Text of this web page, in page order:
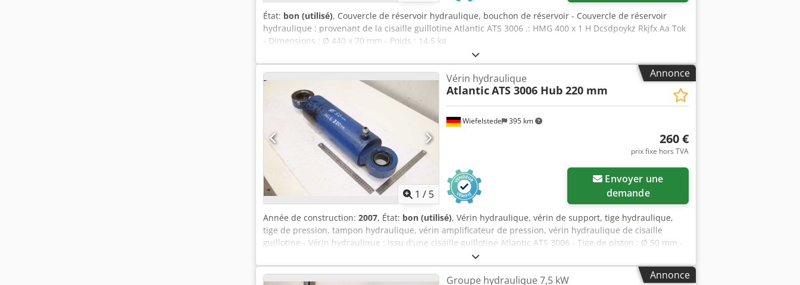
État: bon (utilisé), Couvercle de réservoir hydraulique, bouchon de réservoir - Couvercle de réservoir
hydraulique : provenant de la cisaille guillotine Atlantic ATS 3006 .: HMG 400 x 1 H Dcsdpoykz Rkjfx Aa Tok
- Dimensions : Ø 440 x 70 mm - Poids : 14,5 kg
Annonce
1 / 5
Wiefelstede 395 km
Vérin hydraulique
AtlanticATS 3006 Hub 220 mm
260 €
prix fixe hors TVA
demande
Année de construction: 2007, État: bon (utilisé), Vérin hydraulique, vérin de support, tige hydraulique,
tige de pression, tampon hydraulique, vérin amplificateur de pression, vérin hydraulique de cisaille
guillotine - Vérin hydraulique : issu d'une cisaille guillotine Atlantic ATS 3006 - Tige de piston : Ø 50 mm -
Course : 220 mm - Fixation : Ø50 mm - Entraxe des trous : rentré 555 mm - Dimensions : 675/140/196 mm -
Poids : 37,3 kg Dodpfx Asyghdvja Tock
Annonce
Groupe hydraulique 7,5 kW